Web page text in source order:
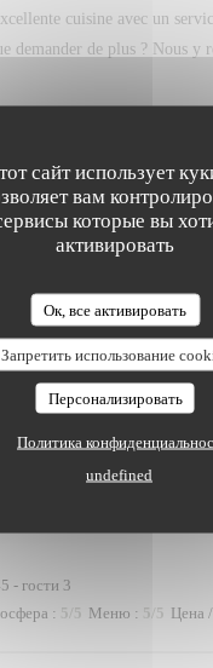
сайт использует
вам
которые вы
активировать
Ок, все активировать
Запретить использование
Персонализировать
Политика
undefined
cuisine avec un
demander de plus ? Nous y
votre superbe retour !
le cadre, notre cuisine ainsi
est notre plus belle
de vous accueillir à
À très bientôt !
- гости 3
: 4/5 Меню: 4/5 Цена /
ответил(а) на этот отзыв
- гости 3
: 5/5 Меню : 5/5 Цена